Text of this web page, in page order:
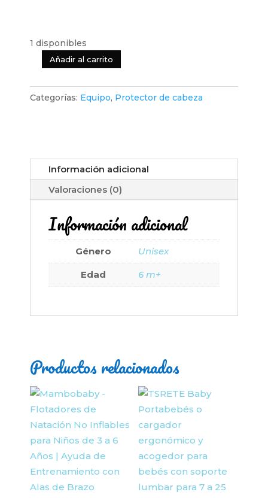
1 disponibles
Protector
cabeza
gatear
acolchada
seguridad,
trigre
Añadir al carrito
Categorías: Equipo, Protector de cabeza
Información adicional
Valoraciones (0)
Información adicional
Género Unisex
Edad 6 m+
Productos relacionados